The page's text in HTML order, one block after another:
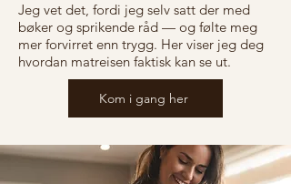
Jeg vet det, fordi jeg selv satt der med
bøker og sprikende råd — og følte meg
mer forvirret enn trygg. Her viser jeg deg
hvordan matreisen faktisk kan se ut.
Kom i gang her